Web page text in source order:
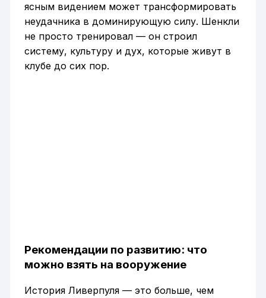
ясным видением может трансформировать
неудачника в доминирующую силу. Шенкли
не просто тренировал — он строил
систему, культуру и дух, которые живут в
клубе до сих пор.
Рекомендации по развитию: что
можно взять на вооружение
История Ливерпуля — это больше, чем